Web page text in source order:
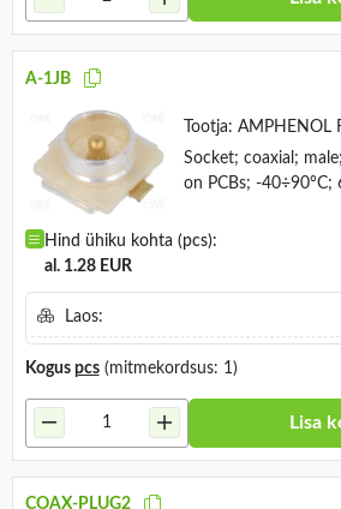
A-1JB
Tootja: AMPHENOL
Socket; coaxial;
on PCBs; -40÷90°C;
Hind ühiku kohta (pcs):
al. 1.28 EUR
Laos:
Kogus pcs(mitmekordsus: 1)
Lisa
COAX-PLUG2